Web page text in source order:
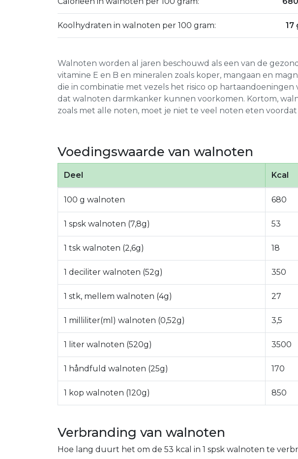
Koolhydraten in walnoten per 100 gram: 17
Walnoten worden al jaren beschouwd als een van de
vitamine E en B en mineralen zoals koper, mangaan en
die in combinatie met vezels het risico op
dat walnoten darmkanker kunnen voorkomen. Kortom,
zoals met alle noten, moet je niet te veel noten eten
Voedingswaarde van walnoten
Deel Kcal
100 g walnoten 680
1 spsk walnoten (7,8g) 53
1 tsk walnoten (2,6g) 18
1 deciliter walnoten (52g) 350
1 stk, mellem walnoten (4g) 27
1 milliliter(ml) walnoten (0,52g) 3,5
1 liter walnoten (520g) 3500
1 håndfuld walnoten (25g) 170
1 kop walnoten (120g) 850
Verbranding van walnoten
Hoe lang duurt het om de 53 kcal in 1 spsk walnoten te